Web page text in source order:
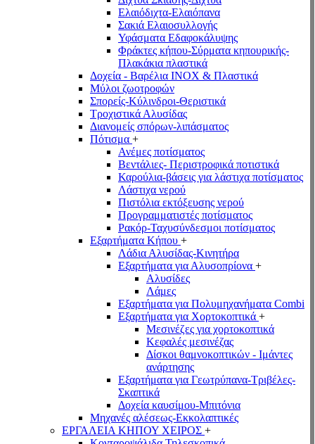
Ελαιόδιχτα-Ελαιόπανα
Σακιά Ελαιοσυλλογής
Υφάσματα Εδαφοκάλυψης
Φράκτες κήπου-Σύρματα κηπουρικής-
Πλακάκια πλαστικά
Δοχεία - Βαρέλια INOX & Πλαστικά
Μύλοι ζωοτροφών
Σπορείς-Κύλινδροι-Θεριστικά
Τροχιστικά Αλυσίδας
Διανομείς σπόρων-λιπάσματος
Πότισμα +
Ανέμες ποτίσματος
Βεντάλιες- Περιστροφικά ποτιστικά
Καρούλια-βάσεις για λάστιχα ποτίσματος
Λάστιχα νερού
Πιστόλια εκτόξευσης νερού
Προγραμματιστές ποτίσματος
Ρακόρ-Ταχυσύνδεσμοι ποτίσματος
Εξαρτήματα Κήπου +
Λάδια Αλυσίδας-Κινητήρα
Εξαρτήματα για Αλυσοπρίονα +
Αλυσίδες
Λάμες
Εξαρτήματα για Πολυμηχανήματα Combi
Εξαρτήματα για Χορτοκοπτικά +
Μεσινέζες για χορτοκοπτικά
Κεφαλές μεσινέζας
Δίσκοι θαμνοκοπτικών - Ιμάντες
ανάρτησης
Εξαρτήματα για Γεωτρύπανα-Τριβέλες-
Σκαπτικά
Δοχεία καυσίμου-Μπιτόνια
Μηχανές αλέσεως-Εκκολαπτικές
ΕΡΓΑΛΕΙΑ ΚΗΠΟΥ ΧΕΙΡΟΣ +